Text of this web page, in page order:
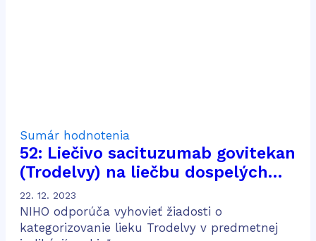
Sumár hodnotenia
52: Liečivo sacituzumab govitekan
(Trodelvy) na liečbu dospelých
pacientov s pokročilým trojito
negatívnym karcinómom prsníka,
ktorí podstúpili dve alebo viac
22. 12. 2023
NIHO odporúča vyhovieť žiadosti o
kategorizovanie lieku Trodelvy v predmetnej